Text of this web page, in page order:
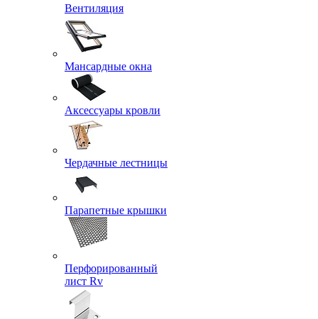
Вентиляция
Мансардные окна
Аксессуары кровли
Чердачные лестницы
Парапетные крышки
Перфорированный
лист Rv